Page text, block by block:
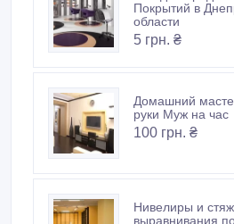
Покрытий в
области
5 грн. ₴
Домашний
руки Муж на час
100 грн. ₴
Нивелиры и
выравнивания